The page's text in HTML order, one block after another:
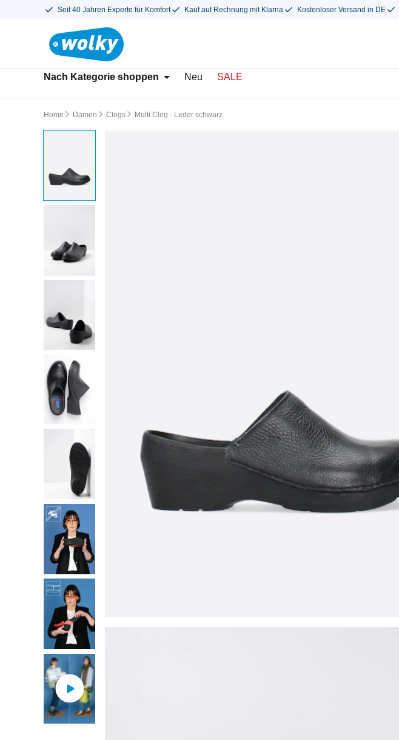
Seit 40 Jahren Experte für Komfort Kauf auf Rechnung mit Klarna Kostenloser Versand in DE
Nach Kategorie shoppen Neu SALE
Home Damen Clogs Multi Clog - Leder schwarz